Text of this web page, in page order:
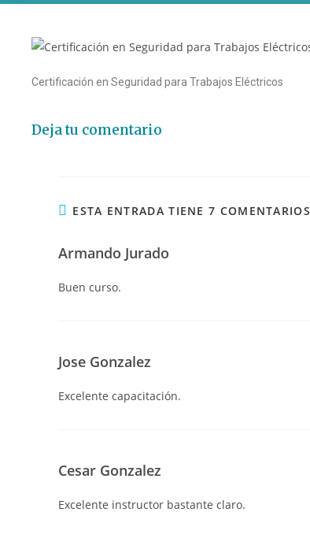
Certificación en Seguridad para Trabajos Eléctricos
Deja tu comentario
ESTA ENTRADA TIENE 7 COMENTARIOS
Armando Jurado
Buen curso.
Jose Gonzalez
Excelente capacitación.
Cesar Gonzalez
Excelente instructor bastante claro.